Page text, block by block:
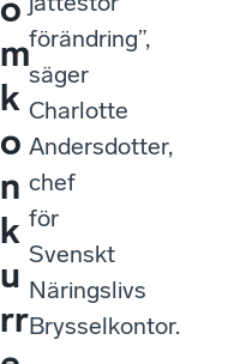
o
m
k
o
n
k
u
rr
förändring”,
säger
Charlotte
Andersdotter,
chef
för
Svenskt
Näringslivs
Brysselkontor.